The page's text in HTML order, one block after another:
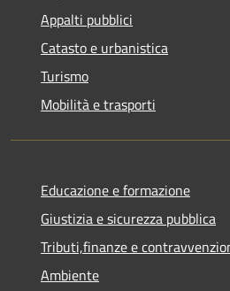
Appalti pubblici
Catasto e urbanistica
Turismo
Mobilità e trasporti
Educazione e formazione
Giustizia e sicurezza pubblica
Tributi,finanze e
Ambiente